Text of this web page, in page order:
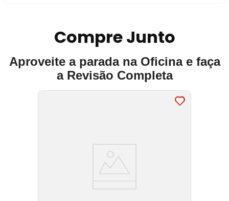
Compre Junto
Aproveite a parada na Oficina e faça
a Revisão Completa